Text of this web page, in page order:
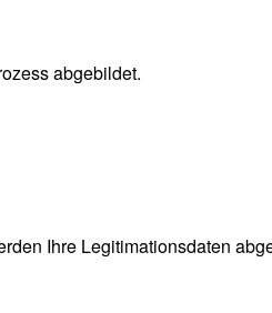
abgebildet.
Ihre Legitimationsdaten